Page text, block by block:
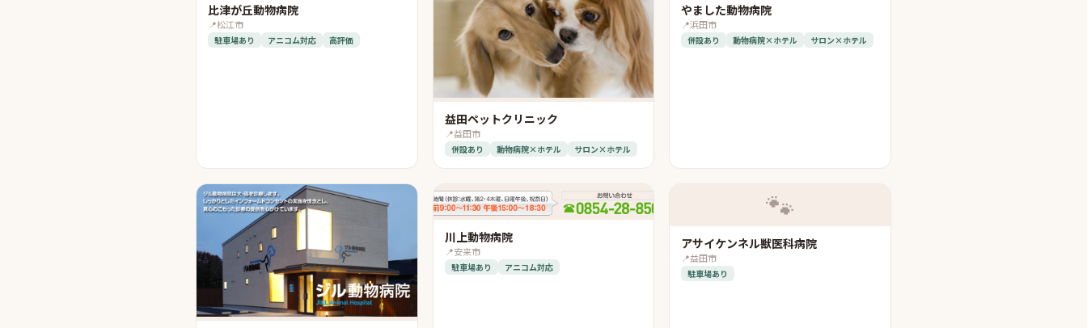
比津が丘動物病院
📍松江市
駐車場あり アニコム対応 高評価
益田ペットクリニック
📍益田市
併設あり 動物病院×ホテル サロン×ホテル
やました動物病院
📍浜田市
併設あり 動物病院×ホテル サロン×ホテル
川上動物病院
📍安来市
駐車場あり アニコム対応
🐾
アサイケンネル獣医科病院
📍益田市
駐車場あり